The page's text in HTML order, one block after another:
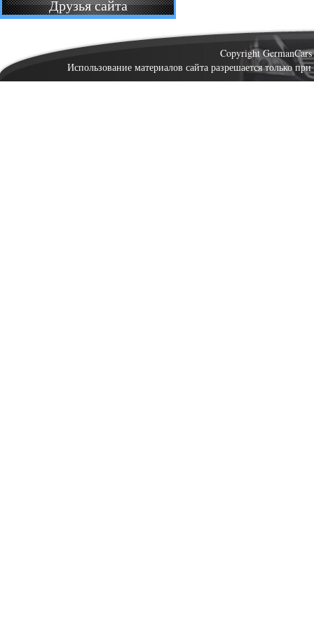
Друзья сайта
Copyright
Использование материалов сайта разрешается только